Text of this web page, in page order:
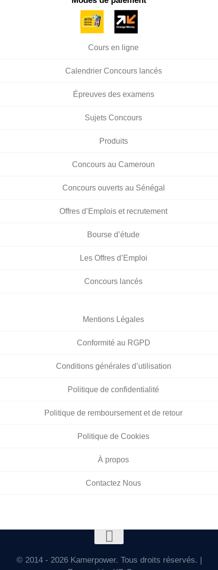
Cours en ligne
Calendrier Concours lancés
Épreuves des examens
Sujets Concours
Produits
Concours au Cameroun
Concours ouverts au Sénégal
Offres d’Emplois et recrutement
Bourse d’étude
Les Offres d’Emploi
Concours lancés
Mentions Légales
Conformité au RGPD
Conditions générales d’utilisation
Politique de confidentialité
Politique de remboursement et de retour
Politique de Cookies
À propos
Contactez Nous
© 2014 - 2026 Kamerpower. Tous droits réservés. |